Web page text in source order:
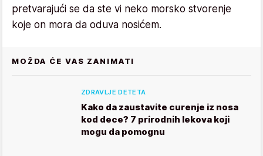
pretvarajući se da ste vi neko morsko stvorenje
koje on mora da oduva nosićem.
MOŽDA ĆE VAS ZANIMATI
ZDRAVLJE DETETA
Kako da zaustavite curenje iz nosa
kod dece? 7 prirodnih lekova koji
mogu da pomognu